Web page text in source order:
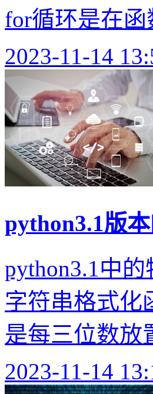
for循环是在
2023-11-14
python3.1版
python3.1中
字符串格式化
是每三位数放
2023-11-14